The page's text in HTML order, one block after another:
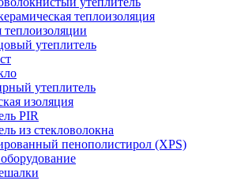
теплоизоляция
теплоизоляции
утеплитель
утеплитель
изоляция
PIR
из стекловолокна
пенополистирол (XPS)